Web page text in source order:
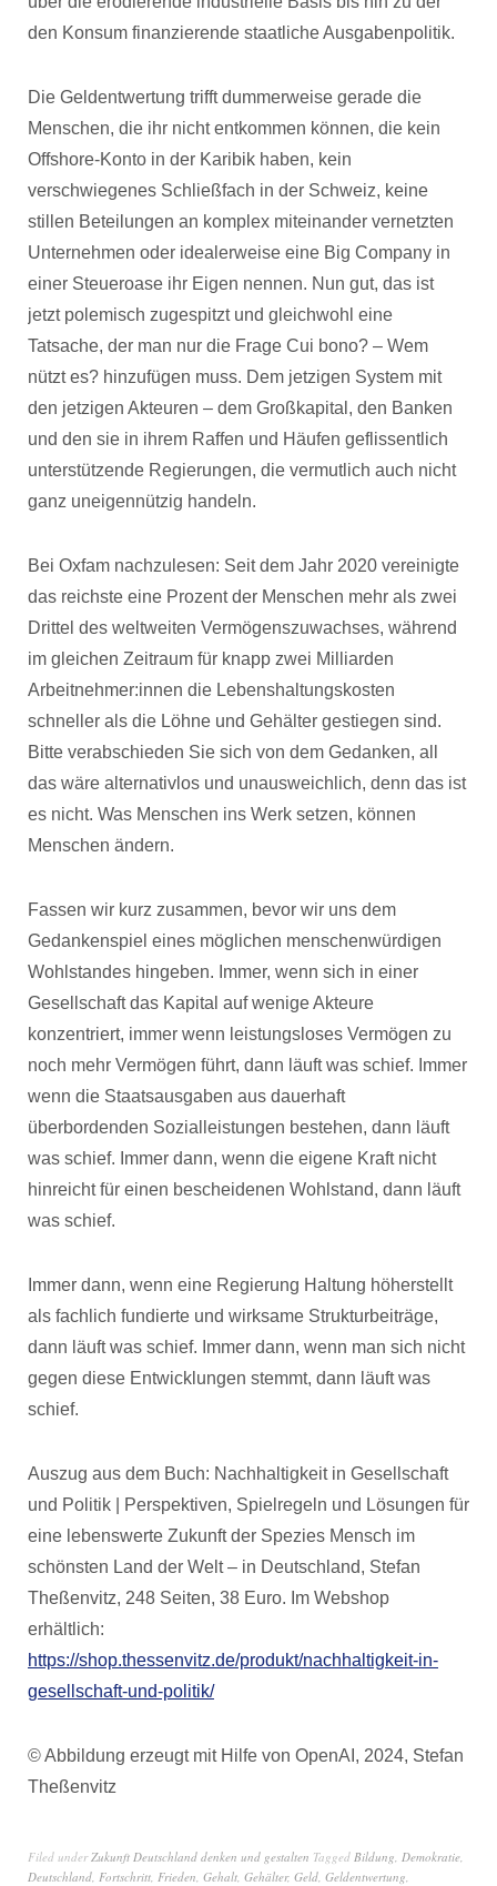
den Konsum finanzierende staatliche Ausgabenpolitik.
Die Geldentwertung trifft dummerweise gerade die
Menschen, die ihr nicht entkommen können, die kein
Offshore-Konto in der Karibik haben, kein
verschwiegenes Schließfach in der Schweiz, keine
stillen Beteilungen an komplex miteinander vernetzten
Unternehmen oder idealerweise eine Big Company in
einer Steueroase ihr Eigen nennen. Nun gut, das ist
jetzt polemisch zugespitzt und gleichwohl eine
Tatsache, der man nur die Frage Cui bono? – Wem
nützt es? hinzufügen muss. Dem jetzigen System mit
den jetzigen Akteuren – dem Großkapital, den Banken
und den sie in ihrem Raffen und Häufen geflissentlich
unterstützende Regierungen, die vermutlich auch nicht
ganz uneigennützig handeln.
Bei Oxfam nachzulesen: Seit dem Jahr 2020 vereinigte
das reichste eine Prozent der Menschen mehr als zwei
Drittel des weltweiten Vermögenszuwachses, während
im gleichen Zeitraum für knapp zwei Milliarden
Arbeitnehmer:innen die Lebenshaltungskosten
schneller als die Löhne und Gehälter gestiegen sind.
Bitte verabschieden Sie sich von dem Gedanken, all
das wäre alternativlos und unausweichlich, denn das ist
es nicht. Was Menschen ins Werk setzen, können
Menschen ändern.
Fassen wir kurz zusammen, bevor wir uns dem
Gedankenspiel eines möglichen menschenwürdigen
Wohlstandes hingeben. Immer, wenn sich in einer
Gesellschaft das Kapital auf wenige Akteure
konzentriert, immer wenn leistungsloses Vermögen zu
noch mehr Vermögen führt, dann läuft was schief. Immer
wenn die Staatsausgaben aus dauerhaft
überbordenden Sozialleistungen bestehen, dann läuft
was schief. Immer dann, wenn die eigene Kraft nicht
hinreicht für einen bescheidenen Wohlstand, dann läuft
was schief.
Immer dann, wenn eine Regierung Haltung höherstellt
als fachlich fundierte und wirksame Strukturbeiträge,
dann läuft was schief. Immer dann, wenn man sich nicht
gegen diese Entwicklungen stemmt, dann läuft was
schief.
Auszug aus dem Buch: Nachhaltigkeit in Gesellschaft
und Politik | Perspektiven, Spielregeln und Lösungen für
eine lebenswerte Zukunft der Spezies Mensch im
schönsten Land der Welt – in Deutschland, Stefan
Theßenvitz, 248 Seiten, 38 Euro. Im Webshop
erhältlich:
https://shop.thessenvitz.de/produkt/nachhaltigkeit-in-
gesellschaft-und-politik/
© Abbildung erzeugt mit Hilfe von OpenAI, 2024, Stefan
Theßenvitz
Filed underZukunft Deutschland denken und gestalten Tagged Bildung, Demokratie,
Deutschland, Fortschritt, Frieden, Gehalt, Gehälter, Geld, Geldentwertung,